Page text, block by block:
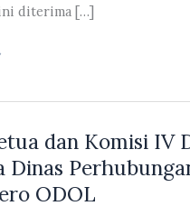
diterima […]
dan Komisi IV
Dinas
ODOL